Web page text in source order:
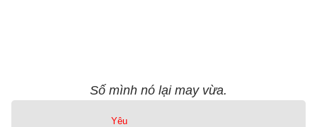
Số mình nó lại may vừa.
Yêu